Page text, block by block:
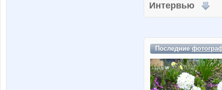
Интервью
Последние